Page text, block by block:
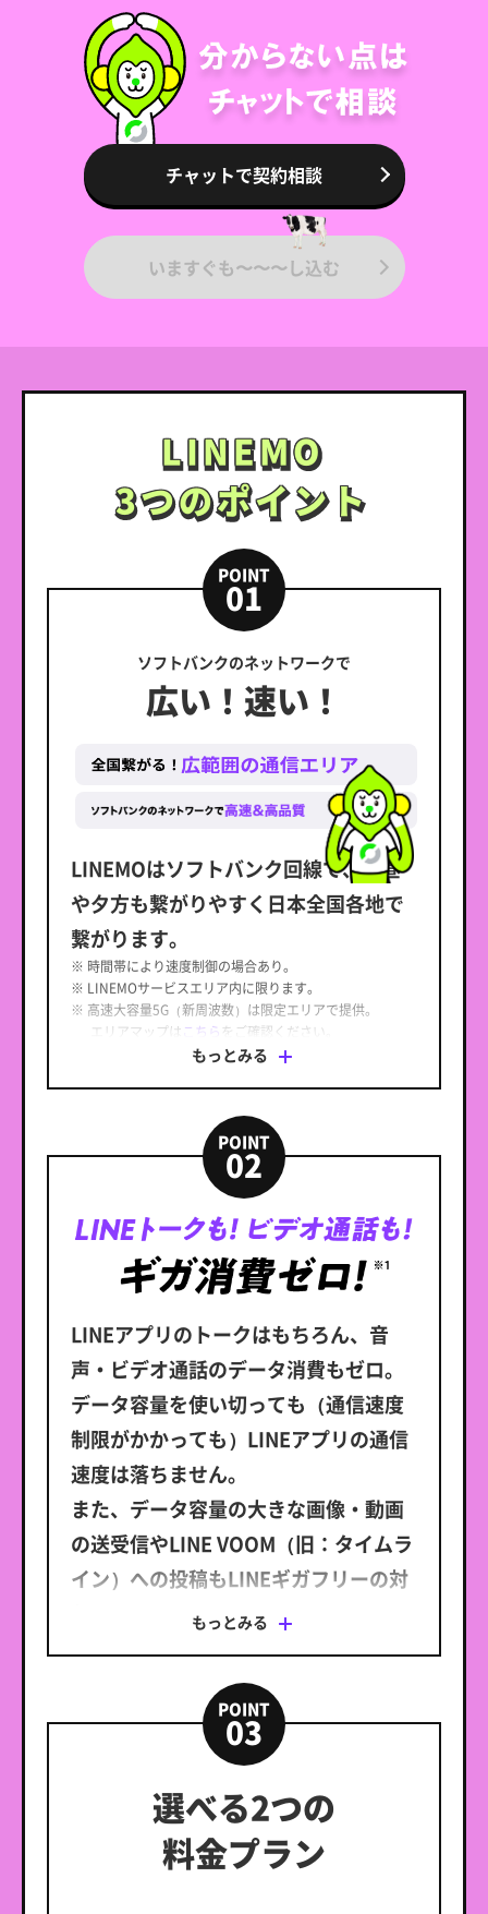
チャットで契約相談
いますぐも〜〜〜し込む
LINEMO
3つのポイント
LINEMO
3つのポイント
POINT
01
もっとみる
ソフトバンクのネットワークで
広い！速い！
LINEMOはソフトバンク回線で、お昼
や夕方も繋がりやすく日本全国各地で
繋がります。
※ 時間帯により速度制御の場合あり。
※ LINEMOサービスエリア内に限ります。
※ 高速大容量5G（新周波数）は限定エリアで提供。
エリアマップは こちら をご確認ください。
※ LINEMOでは5GはNSA方式のみ利用できます。
POINT
02
もっとみる
LINEアプリのトークはもちろん、音
声・ビデオ通話のデータ消費もゼロ。
データ容量を使い切っても（通信速度
制限がかかっても）LINEアプリの通信
速度は落ちません。
また、データ容量の大きな画像・動画
の送受信やLINE VOOM（旧：タイムラ
イン）への投稿もLINEギガフリーの対
※1 LINEギガフリーについて
・トークでの位置情報の共有・Liveの利用、スタンプショ
ップの利用、ニュース記事の閲覧など、一部LINEギガ
フリーの対象外があります。
・iOS 15以降でiCloud+を利用する際に、プライベートリレ
ーをオンに設定した状態でSafariブラウザからギガフリ
ーの対象サービスを利用すると、データ量を消費する場
合がございます。プライベートリレーをオフにした場
合、iOS 14以前同様にギガフリーの対象サービスがデー
タ量を消費せずご利用いただけます。
POINT
03
選べる2つの
料金プラン